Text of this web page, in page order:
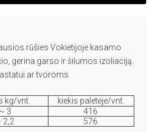
rūšies Vokietijoje kasamo
gerina garso ir šilumos izoliaciją.
ar tvoroms.
kg/vnt.
kiekis paletėje/vnt.
~ 3
416
2,2
576